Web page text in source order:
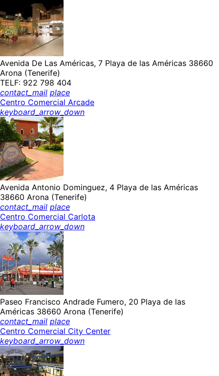
Avenida De Las Américas, 7 Playa de las Américas 38660
Arona (Tenerife)
TELF: 922 798 404
contact_mail place
Centro Comercial Arcade
keyboard_arrow_down
Avenida Antonio Dominguez, 4 Playa de las Américas
38660 Arona (Tenerife)
contact_mail place
Centro Comercial Carlota
keyboard_arrow_down
Paseo Francisco Andrade Fumero, 20 Playa de las
Américas 38660 Arona (Tenerife)
contact_mail place
Centro Comercial City Center
keyboard_arrow_down